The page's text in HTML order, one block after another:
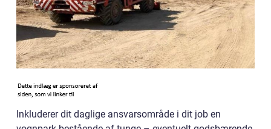
Inkluderer dit daglige ansvarsområde i dit job en